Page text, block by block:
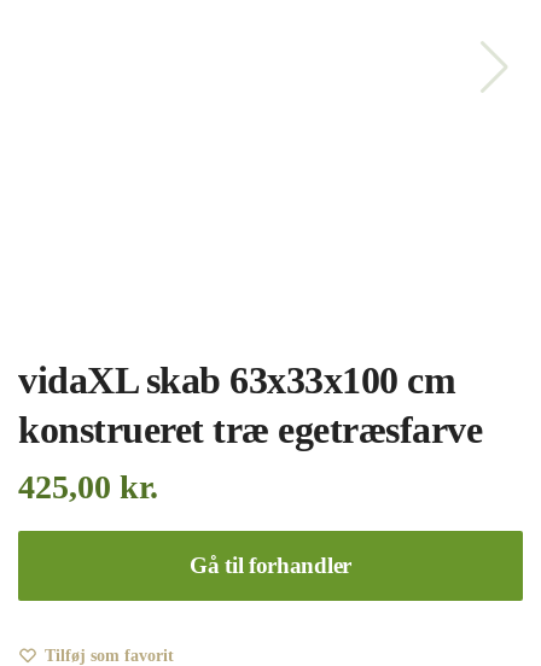
vidaXL skab 63x33x100 cm
konstrueret træ egetræsfarve
425,00 kr.
Gå til forhandler
Tilføj som favorit